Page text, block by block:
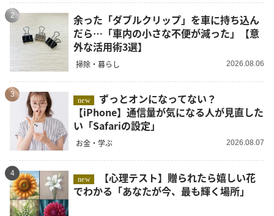
2
余った「ダブルクリップ」を車に持ち込ん
だら…「車内の小さな不便が減った」【意
外な活用術3選】
掃除・暮らし 2026.08.06
3
new
【iPhone】通信量が気になる人が見直した
い「Safariの設定」
お金・学ぶ 2026.08.07
4
new
でわかる「あなたが今、最も輝く場所」